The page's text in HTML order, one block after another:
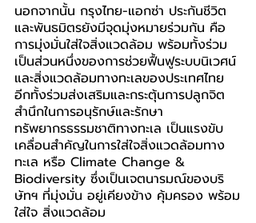
นอกจากนั้น กรุงไทย-แอกซ่า ประกันชีวิต
และพันธมิตรยังมีจุดมุ่งหมายร่วมกัน คือ
การมุ่งมั่นใส่ใจสิ่งแวดล้อม พร้อมทั้งร่วม
เป็นส่วนหนึ่งของการช่วยฟื้นฟูระบบนิเวศน์
และสิ่งแวดล้อมทางทะเลของประเทศไทย
อีกทั้งร่วมส่งเสริมและกระตุ้นการปลูกจิต
สำนึกในการอนุรักษ์และรักษา
ทรัพยากรธรรมชาติทางทะเล เป็นแรงขับ
เคลื่อนสำคัญในการใส่ใจสิ่งแวดล้อมทาง
ทะเล หรือ Climate Change &
Biodiversity ซึ่งเป็นเจตนารมณ์ของบริ
ษัทฯ ที่มุ่งมั่น อยู่เคียงข้าง คุ้มครอง พร้อม
ใส่ใจ สิ่งแวดล้อม